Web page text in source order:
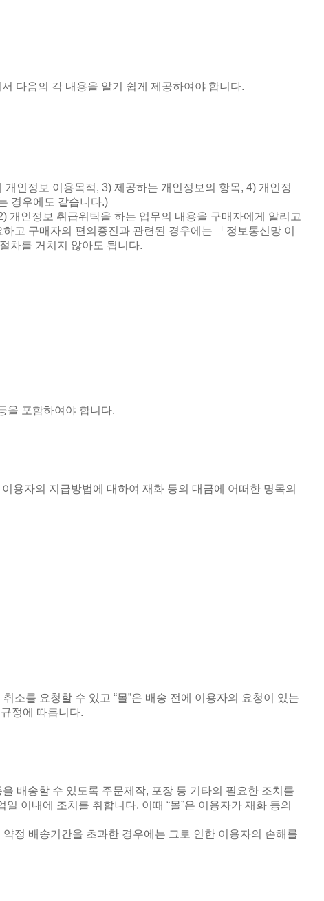
다음의 각 내용을 알기 쉽게 제공하여야 합니다.
개인정보 이용목적, 3) 제공하는 개인정보의 항목, 4) 개인정
경우에도 같습니다.)
개인정보 취급위탁을 하는 업무의 내용을 구매자에게 알리고
고 구매자의 편의증진과 관련된 경우에는 「정보통신망 이
차를 거치지 않아도 됩니다.
을 포함하여야 합니다.
이용자의 지급방법에 대하여 재화 등의 대금에 어떠한 명목의
소를 요청할 수 있고 “몰”은 배송 전에 이용자의 요청이 있는
정에 따릅니다.
배송할 수 있도록 주문제작, 포장 등 기타의 필요한 조치를
일 이내에 조치를 취합니다. 이때 “몰”은 이용자가 재화 등의
약정 배송기간을 초과한 경우에는 그로 인한 이용자의 손해를